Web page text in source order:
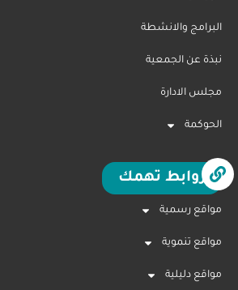
البرامج والانشطة
نبذة عن الجمعية
مجلس الادارة
الحوكمة
روابط تهمك
مواقع رسمية
مواقع تنموية
مواقع دليلية